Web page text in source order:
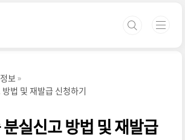
보
법 및 재발급 신청하기
실신고 방법 및 재발급